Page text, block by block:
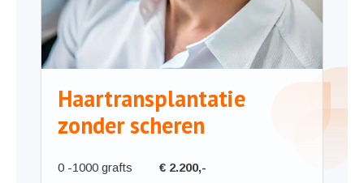
Haartransplantatie
zonder scheren
0 -1000 grafts
€ 2.200,-